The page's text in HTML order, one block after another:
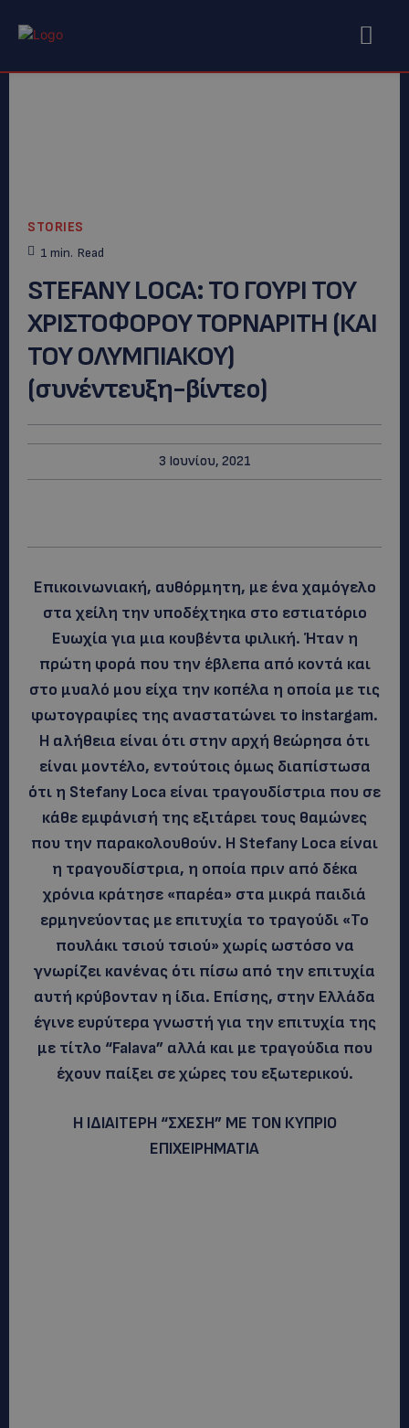
STORIES
1 min. Read
STEFANY LOCA: ΤΟ ΓΟΥΡΙ ΤΟΥ
ΧΡΙΣΤΟΦΟΡΟΥ ΤΟΡΝΑΡΙΤΗ (ΚΑΙ
ΤΟΥ ΟΛΥΜΠΙΑΚΟΥ)
(συνέντευξη-βίντεο)
3 Ιουνίου, 2021
Επικοινωνιακή, αυθόρμητη, με ένα χαμόγελο
στα χείλη την υποδέχτηκα στο εστιατόριο
Ευωχία για μια κουβέντα φιλική. Ήταν η
πρώτη φορά που την έβλεπα από κοντά και
στο μυαλό μου είχα την κοπέλα η οποία με τις
φωτογραφίες της αναστατώνει το instargam.
Η αλήθεια είναι ότι στην αρχή θεώρησα ότι
είναι μοντέλο, εντούτοις όμως διαπίστωσα
ότι η Stefany Loca είναι τραγουδίστρια που σε
κάθε εμφάνισή της εξιτάρει τους θαμώνες
που την παρακολουθούν. Η Stefany Loca είναι
η τραγουδίστρια, η οποία πριν από δέκα
χρόνια κράτησε «παρέα» στα μικρά παιδιά
ερμηνεύοντας με επιτυχία το τραγούδι «Το
πουλάκι τσιού τσιού» χωρίς ωστόσο να
γνωρίζει κανένας ότι πίσω από την επιτυχία
αυτή κρύβονταν η ίδια. Eπίσης, στην Ελλάδα
έγινε ευρύτερα γνωστή για την επιτυχία της
με τίτλο “Falava” αλλά και με τραγούδια που
έχουν παίξει σε χώρες του εξωτερικού.
Η ΙΔΙΑΙΤΕΡΗ “ΣΧΕΣΗ” ΜΕ ΤΟΝ ΚΥΠΡΙΟ
ΕΠΙΧΕΙΡΗΜΑΤΙΑ